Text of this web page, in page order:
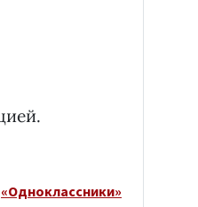
«Одноклассники»